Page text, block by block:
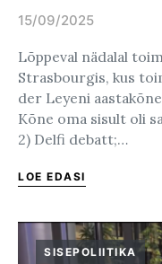
Posted on
15/09/2025
Lõppeval nädalal
Strasbourgis, kus
der Leyeni
Kõne oma sisult oli
2) Delfi debatt;…
LOE EDASI
SISEPOLIITIKA